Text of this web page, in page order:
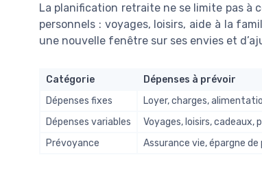
La planification retraite ne se limite pas à
personnels : voyages, loisirs, aide à la
une nouvelle fenêtre sur ses envies et
Catégorie
Dépenses à prévoir
Dépenses fixes
Loyer, charges,
Dépenses variables
Voyages, loisirs, cadeaux,
Prévoyance
Assurance vie, épargne